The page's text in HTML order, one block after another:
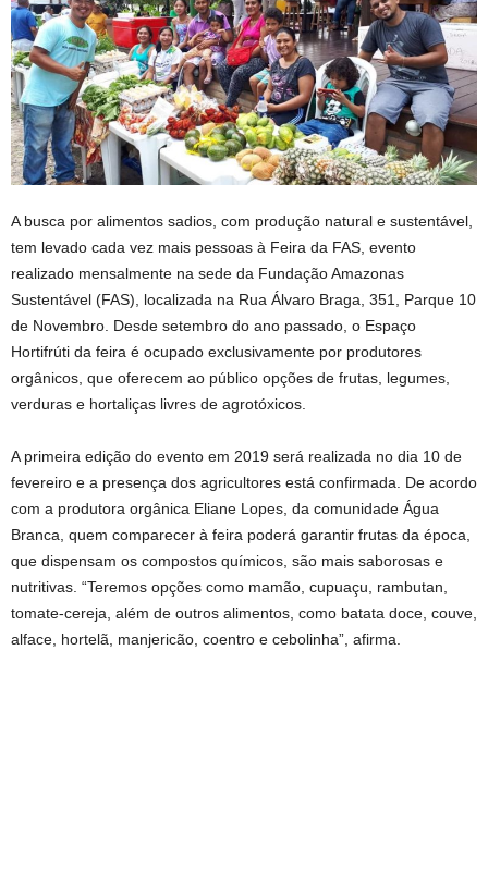
A busca por alimentos sadios, com produção natural e sustentável,
tem levado cada vez mais pessoas à Feira da FAS, evento
realizado mensalmente na sede da Fundação Amazonas
Sustentável (FAS), localizada na Rua Álvaro Braga, 351, Parque 10
de Novembro. Desde setembro do ano passado, o Espaço
Hortifrúti da feira é ocupado exclusivamente por produtores
orgânicos, que oferecem ao público opções de frutas, legumes,
verduras e hortaliças livres de agrotóxicos.
A primeira edição do evento em 2019 será realizada no dia 10 de
fevereiro e a presença dos agricultores está confirmada. De acordo
com a produtora orgânica Eliane Lopes, da comunidade Água
Branca, quem comparecer à feira poderá garantir frutas da época,
que dispensam os compostos químicos, são mais saborosas e
nutritivas. “Teremos opções como mamão, cupuaçu, rambutan,
tomate-cereja, além de outros alimentos, como batata doce, couve,
alface, hortelã, manjericão, coentro e cebolinha”, afirma.